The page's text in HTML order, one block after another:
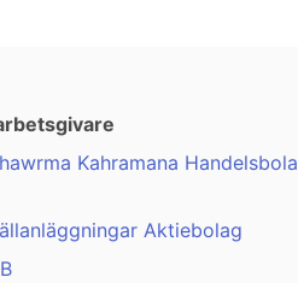
Kahramana Handelsbola
Aktiebolag